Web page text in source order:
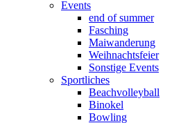
Events
end of summer
Fasching
Maiwanderung
Weihnachtsfeier
Sonstige Events
Sportliches
Beachvolleyball
Binokel
Bowling